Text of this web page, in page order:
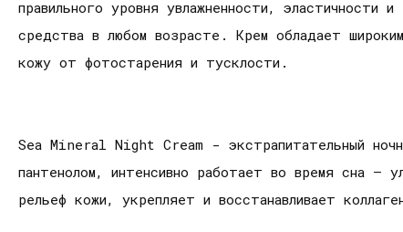
правильного уровня увлажненности,
средства в любом возрасте. Крем обладает
кожу от фотостарения и тусклости.
Sea Mineral Night Cream - экстрапитательный
пантенолом, интенсивно работает во время сна –
рельеф кожи, укрепляет и восстанавливает